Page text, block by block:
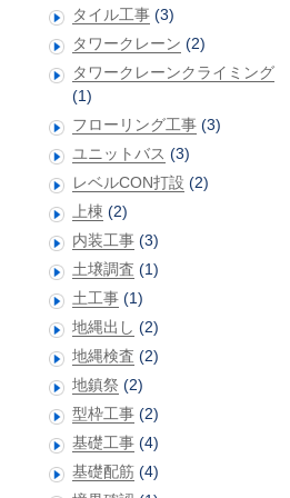
タイル工事 (3)
タワークレーン (2)
タワークレーンクライミング
(1)
フローリング工事 (3)
ユニットバス (3)
レベルCON打設 (2)
上棟 (2)
内装工事 (3)
土壌調査 (1)
土工事 (1)
地縄出し (2)
地縄検査 (2)
地鎮祭 (2)
型枠工事 (2)
基礎工事 (4)
基礎配筋 (4)